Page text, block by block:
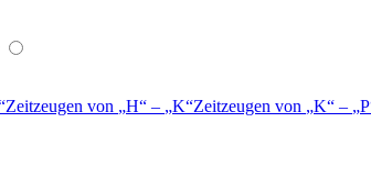
Zeitzeugen von H – K Zeitzeugen von K – P